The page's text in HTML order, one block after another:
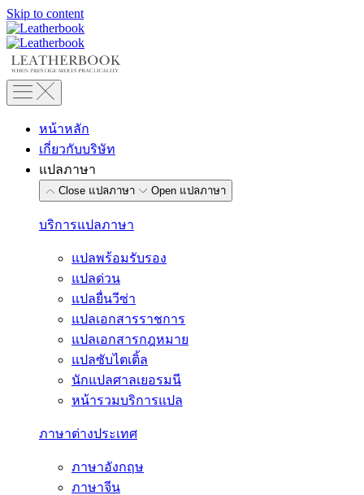
Skip to content
หน้าหลัก
เกี่ยวกับบริษัท
แปลภาษา
Close แปลภาษา Open แปลภาษา
บริการแปลภาษา
แปลพร้อมรับรอง
แปลด่วน
แปลยื่นวีซ่า
แปลเอกสารราชการ
แปลเอกสารกฎหมาย
แปลซับไตเติ้ล
นักแปลศาลเยอรมนี
หน้ารวมบริการแปล
ภาษาต่างประเทศ
ภาษาอังกฤษ
ภาษาจีน